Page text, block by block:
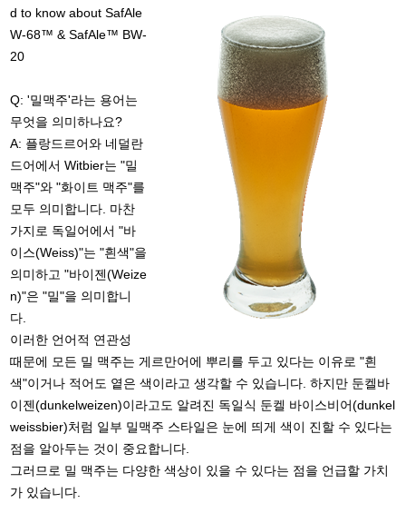
d to know about SafAle
W-68™ & SafAle™ BW-
20
Q: '밀맥주'라는 용어는
무엇을 의미하나요?
A: 플랑드르어와 네덜란
드어에서 Witbier는 "밀
맥주"와 "화이트 맥주"를
모두 의미합니다. 마찬
가지로 독일어에서 "바
이스(Weiss)"는 "흰색"을
의미하고 "바이젠(Weize
n)"은 "밀"을 의미합니
다.
이러한 언어적 연관성
때문에 모든 밀 맥주는 게르만어에 뿌리를 두고 있다는 이유로 "흰
색"이거나 적어도 옅은 색이라고 생각할 수 있습니다. 하지만 둔켈바
이젠(dunkelweizen)이라고도 알려진 독일식 둔켈 바이스비어(dunkel
weissbier)처럼 일부 밀맥주 스타일은 눈에 띄게 색이 진할 수 있다는
점을 알아두는 것이 중요합니다.
그러므로 밀 맥주는 다양한 색상이 있을 수 있다는 점을 언급할 가치
가 있습니다.